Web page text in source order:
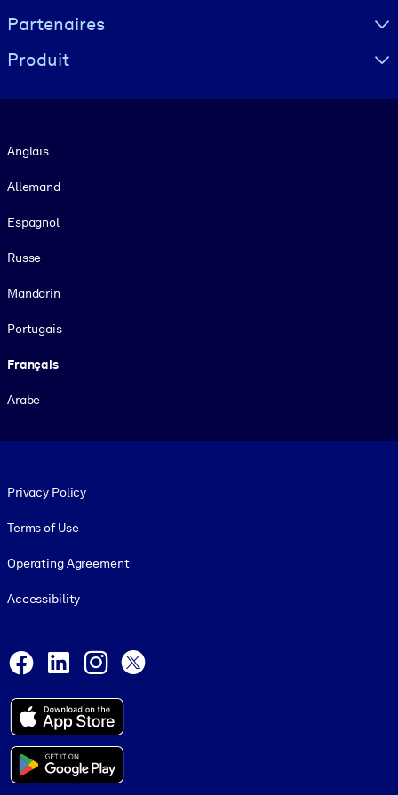
Partenaires
Produit
Anglais
Allemand
Espagnol
Russe
Mandarin
Portugais
Français
Arabe
Privacy Policy
Terms of Use
Operating Agreement
Accessibility
Facebook
LinkedInInstagram